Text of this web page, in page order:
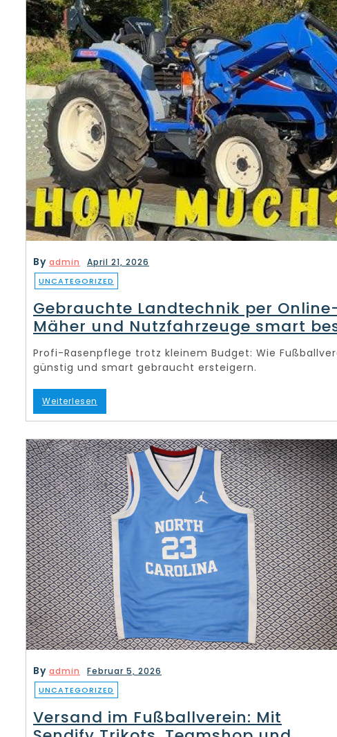
By admin April 21, 2026
UNCATEGORIZED
Gebrauchte Landtechnik per
Mäher und Nutzfahrzeuge smart
Profi-Rasenpflege trotz kleinem Budget: Wie
günstig und smart gebraucht ersteigern.
Weiterlesen
By admin Februar 5, 2026
UNCATEGORIZED
Versand im Fußballverein: Mit